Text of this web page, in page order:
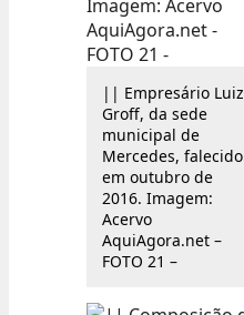
|| Empresário Luiz
Groff, da sede
municipal de
Mercedes, falecido
em outubro de
2016. Imagem:
Acervo
AquiAgora.net –
FOTO 21 –